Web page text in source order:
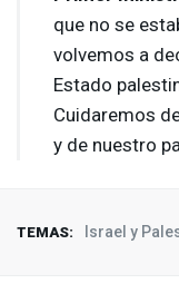
que no se
volvemos a
Estado
Cuidaremos
y de nuestro
TEMAS: Israel y